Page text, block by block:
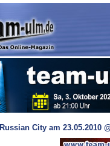
Russian City am 23.05.2010